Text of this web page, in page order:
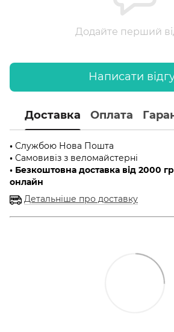
Додайте перший
Написати
Доставка Оплата
• Службою Нова Пошта
• Самовивіз з веломайстерні
• Безкоштовна доставка від 2000
онлайн
Детальніше про доставку